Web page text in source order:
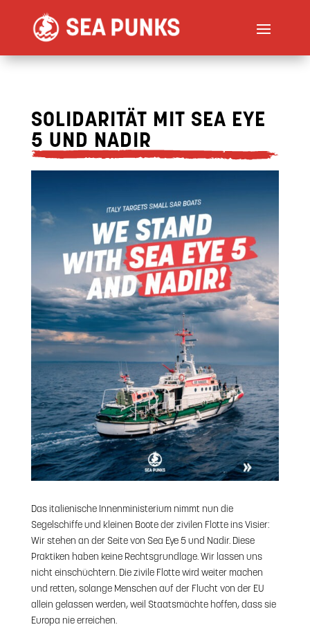
SOLIDARITÄT MIT SEA EYE
5 UND NADIR
Das italienische Innenministerium nimmt nun die
Segelschiffe und kleinen Boote der zivilen Flotte ins Visier:
Wir stehen an der Seite von Sea Eye 5 und Nadir. Diese
Praktiken haben keine Rechtsgrundlage. Wir lassen uns
nicht einschüchtern. Die zivile Flotte wird weiter machen
und retten, solange Menschen auf der Flucht von der EU
allein gelassen werden, weil Staatsmächte hoffen, dass sie
Europa nie erreichen.